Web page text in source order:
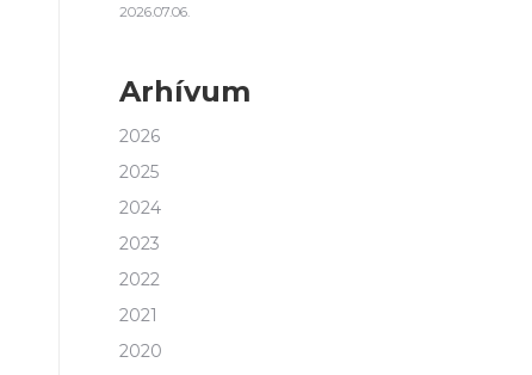
2026.07.06.
Arhívum
2026
2025
2024
2023
2022
2021
2020